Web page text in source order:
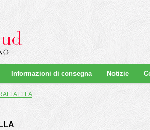
Informazioni di consegna Notizie